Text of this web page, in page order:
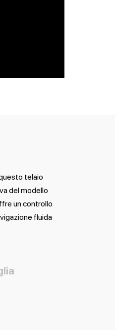
telaio
del modello
un controllo
fluida